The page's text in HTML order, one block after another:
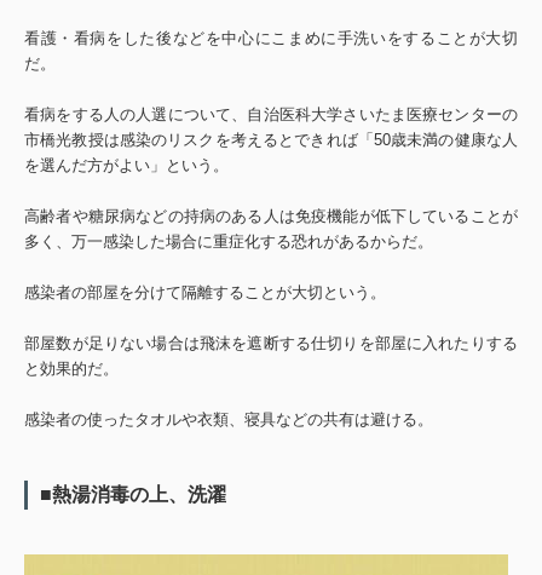
看護・看病をした後などを中心にこまめに手洗いをすることが大切
だ。
看病をする人の人選について、自治医科大学さいたま医療センターの
市橋光教授は感染のリスクを考えるとできれば「50歳未満の健康な人
を選んだ方がよい」という。
高齢者や糖尿病などの持病のある人は免疫機能が低下していることが
多く、万一感染した場合に重症化する恐れがあるからだ。
感染者の部屋を分けて隔離することが大切という。
部屋数が足りない場合は飛沫を遮断する仕切りを部屋に入れたりする
と効果的だ。
感染者の使ったタオルや衣類、寝具などの共有は避ける。
■熱湯消毒の上、洗濯